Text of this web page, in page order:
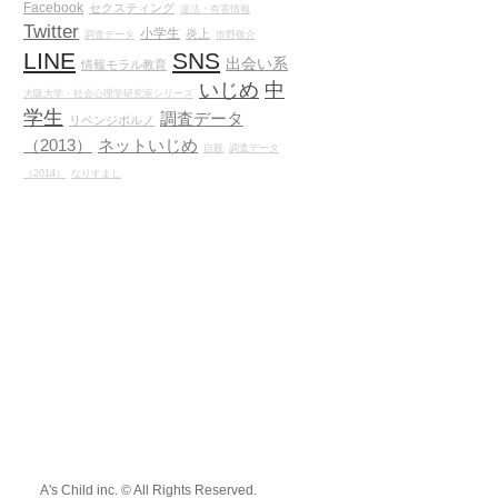
Facebook セクスティング 違法・有害情報
Twitter 調査データ 小学生 炎上 市野敬介
LINE 情報モラル教育 SNS 出会い系
大阪大学・社会心理学研究室シリーズ いじめ 中
学生
リベンジポルノ 調査データ
（2013）
ネットいじめ 自殺 調査データ
（2014） なりすまし
A's Child inc. © All Rights Reserved.